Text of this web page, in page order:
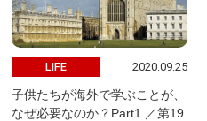
LIFE 2020.09.25
子供たちが海外で学ぶことが、
なぜ必要なのか？Part1 ／第19